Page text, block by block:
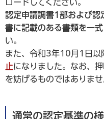
ロードしてください。
認定申請調書1部および認
書に記載のある書類を一式
い。
また、令和3年10月1日以
止になりました。なお、
を妨げるものではありませ
通常の認定基準の